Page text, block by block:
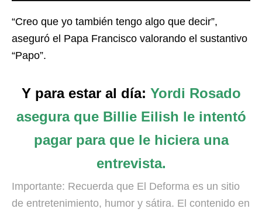
“Creo que yo también tengo algo que decir”,
aseguró el Papa Francisco valorando el sustantivo
“Papo”.
Y para estar al día: Yordi Rosado
asegura que Billie Eilish le intentó
pagar para que le hiciera una
entrevista.
Importante: Recuerda que El Deforma es un sitio
de entretenimiento, humor y sátira. El contenido en